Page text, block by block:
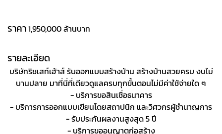
ราคา1,950,000 ล้านบาท
รายละเอียด
บริษัทริชเสท์เฮ้าส์ รับออกแบบสร้างบ้าน สร้างบ้านสวยครบ งบไม่
บานปลาย มาที่นี่ที่เดียวดูแลครบทุกขั้นตอนไม่มีค่าใช้จ่ายใด ๆ
- บริการขอสินเชื่อธนาคาร
- บริการการออกแบบเขียนโดยสถาปนิก และวิศวกรผู้ชำนาญการ
- รับประกันผลงานสูงสุด 5 ปี
- บริการขออนุญาตก่อสร้าง